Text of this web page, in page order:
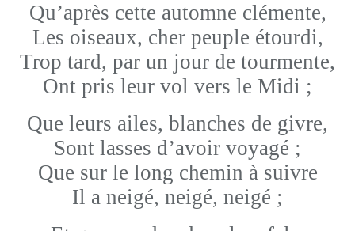
Qu’après cette automne clémente,
Les oiseaux, cher peuple étourdi,
Trop tard, par un jour de tourmente,
Ont pris leur vol vers le Midi ;
Que leurs ailes, blanches de givre,
Sont lasses d’avoir voyagé ;
Que sur le long chemin à suivre
Il a neigé, neigé, neigé ;